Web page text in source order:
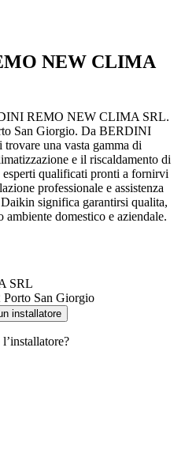
NEW CLIMA
REMO NEW CLIMA SRL.
San Giorgio. Da BERDINI
una vasta gamma di
e il riscaldamento di
qualificati pronti a fornirvi
professionale e assistenza
significa garantirsi qualita,
domestico e aziendale.
SRL
San Giorgio
installatore